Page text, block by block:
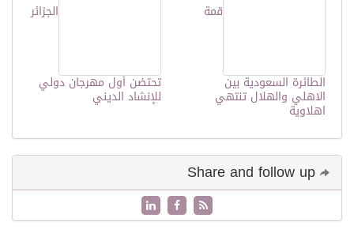
الجزائر
تحتضن أول مهرجان دولي
للإنشاد الديني
قمة
الطائرة السعودية بين
الاهلي والهلال تنتهي
اهلاوية